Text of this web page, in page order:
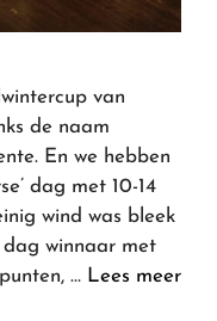
van
de naam
En we hebben
dag met 10-14
wind was bleek
dag winnaar met
… Lees meer